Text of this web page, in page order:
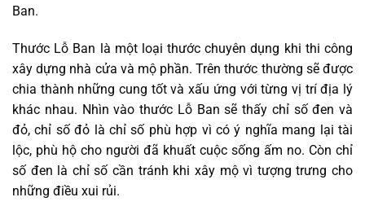
Ban.
Thước Lỗ Ban là một loại thước chuyên dụng khi thi công
xây dựng nhà cửa và mộ phần. Trên thước thường sẽ được
chia thành những cung tốt và xấu ứng với từng vị trí địa lý
khác nhau. Nhìn vào thước Lỗ Ban sẽ thấy chỉ số đen và
đỏ, chỉ số đỏ là chỉ số phù hợp vì có ý nghĩa mang lại tài
lộc, phù hộ cho người đã khuất cuộc sống ấm no. Còn chỉ
số đen là chỉ số cần tránh khi xây mộ vì tượng trưng cho
những điều xui rủi.